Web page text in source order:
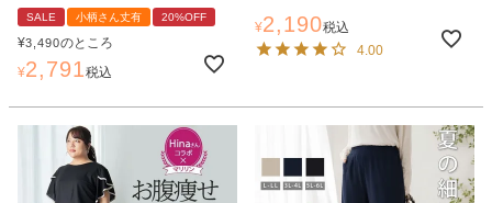
SALE 小柄さん丈有 20%OFF
¥3,490のところ
¥2,791税込
¥2,190税込
4.00